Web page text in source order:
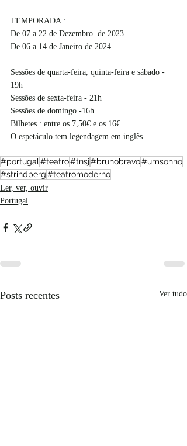
TEMPORADA :
De 07 a 22 de Dezembro  de 2023
De 06 a 14 de Janeiro de 2024
Sessões de quarta-feira, quinta-feira e sábado -
19h
Sessões de sexta-feira - 21h
Sessões de domingo -16h
Bilhetes : entre os 7,50€ e os 16€
O espetáculo tem legendagem em inglês.
#portugal #teatro#tnsj#brunobravo#umsonho
#strindberg#teatromoderno
Ler, ver, ouvir
Portugal
Posts recentes Ver tudo